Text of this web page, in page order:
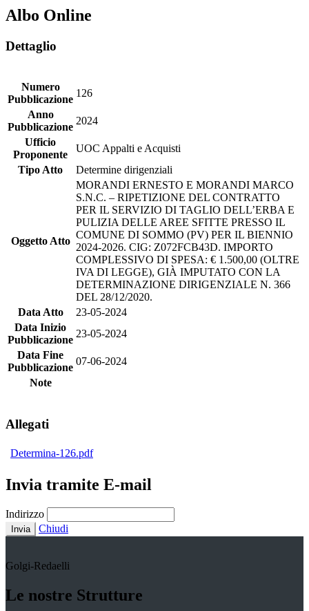
Albo Online
Dettaglio
Numero
Pubblicazione
126
Anno
Pubblicazione
2024
Ufficio
Proponente
UOC Appalti e Acquisti
Tipo Atto
Determine dirigenziali
Oggetto Atto
MORANDI ERNESTO E MORANDI MARCO
S.N.C. – RIPETIZIONE DEL CONTRATTO
PER IL SERVIZIO DI TAGLIO DELL’ERBA E
PULIZIA DELLE AREE SFITTE PRESSO IL
COMUNE DI SOMMO (PV) PER IL BIENNIO
2024-2026. CIG: Z072FCB43D. IMPORTO
COMPLESSIVO DI SPESA: € 1.500,00 (OLTRE
IVA DI LEGGE), GIÀ IMPUTATO CON LA
DETERMINAZIONE DIRIGENZIALE N. 366
DEL 28/12/2020.
Data Atto
23-05-2024
Data Inizio
Pubblicazione
23-05-2024
Data Fine
Pubblicazione
07-06-2024
Note
Allegati
Determina-126.pdf
Invia tramite E-mail
Indirizzo
Invia Chiudi
Golgi-Redaelli
Le nostre Strutture